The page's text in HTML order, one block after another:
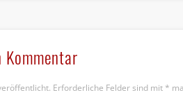
Kommentar
Erforderliche Felder sind mit *